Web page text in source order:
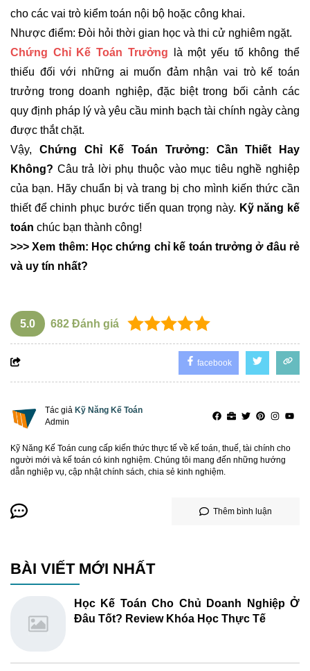
cho các vai trò kiểm toán nội bộ hoặc công khai.
Nhược điểm: Đòi hỏi thời gian học và thi cử nghiêm ngặt.
Chứng Chỉ Kế Toán Trưởng
là một yếu tố không thể
thiếu đối với những ai muốn đảm nhận vai trò kế toán
trưởng trong doanh nghiệp, đặc biệt trong bối cảnh các
quy định pháp lý và yêu cầu minh bạch tài chính ngày càng
được thắt chặt.
Vậy, Chứng Chỉ Kế Toán Trưởng: Cần Thiết Hay
Không? Câu trả lời phụ thuộc vào mục tiêu nghề nghiệp
của bạn. Hãy chuẩn bị và trang bị cho mình kiến thức cần
thiết để chinh phục bước tiến quan trọng này. Kỹ năng kế
toán chúc bạn thành công!
>>> Xem thêm: Học chứng chỉ kế toán trưởng ở đâu rẻ
và uy tín nhất?
5.0 682 Đánh giá
facebook
Tác giả Kỹ Năng Kế Toán
Admin
Kỹ Năng Kế Toán cung cấp kiến thức thực tế về kế toán, thuế, tài chính cho
người mới và kế toán có kinh nghiệm. Chúng tôi mang đến những hướng
dẫn nghiệp vụ, cập nhật chính sách, chia sẻ kinh nghiệm.
Thêm bình luận
BÀI VIẾT MỚI NHẤT
Học Kế Toán Cho Chủ Doanh Nghiệp Ở
Đâu Tốt? Review Khóa Học Thực Tế